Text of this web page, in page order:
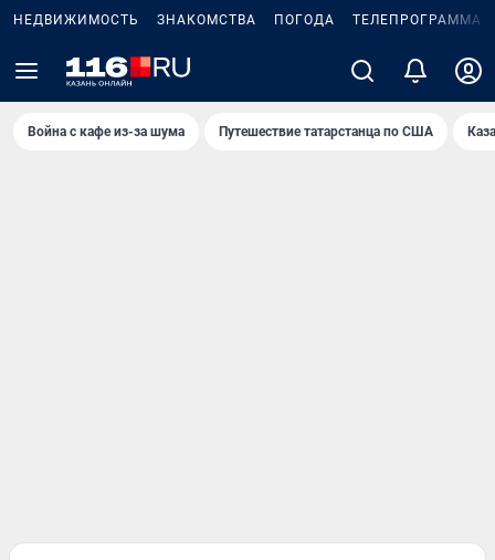
НЕДВИЖИМОСТЬ ЗНАКОМСТВА ПОГОДА ТЕЛЕПРОГРАММА
Война с кафе из-за шума Путешествие татарстанца по США